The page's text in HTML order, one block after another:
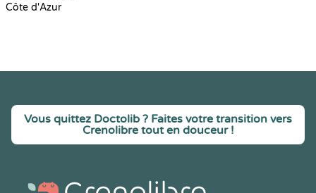
Côte d'Azur
Vous quittez Doctolib ? Faites votre transition vers
Crenolibre tout en douceur !